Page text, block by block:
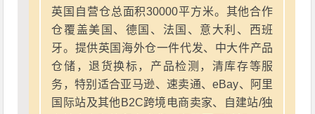
英国自营仓总面积30000平方米。其他合作
仓覆盖美国、德国、法国、意大利、西班
牙。提供英国海外仓一件代发、中大件产品
仓储，退货换标，产品检测，清库存等服
务，特别适合亚马逊、速卖通、eBay、阿里
国际站及其他B2C跨境电商卖家、自建站/独